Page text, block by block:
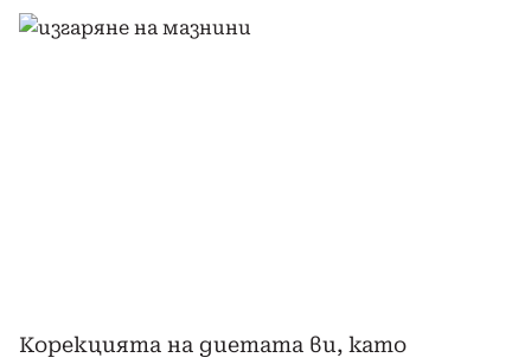
Корекцията на диетата ви, като